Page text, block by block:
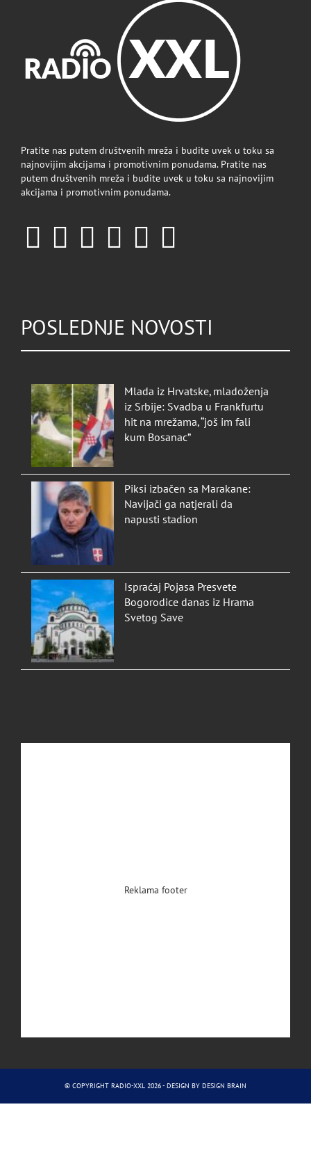
Pratite nas putem društvenih mreža i budite uvek u toku sa
najnovijim akcijama i promotivnim ponudama. Pratite nas
putem društvenih mreža i budite uvek u toku sa najnovijim
akcijama i promotivnim ponudama.
POSLEDNJE NOVOSTI
Mlada iz Hrvatske, mladoženja
iz Srbije: Svadba u Frankfurtu
hit na mrežama, “još im fali
kum Bosanac”
Piksi izbačen sa Marakane:
Navijači ga natjerali da
napusti stadion
Ispraćaj Pojasa Presvete
Bogorodice danas iz Hrama
Svetog Save
Reklama footer
© COPYRIGHT RADIO-XXL 2026 - DESIGN BY DESIGN BRAIN